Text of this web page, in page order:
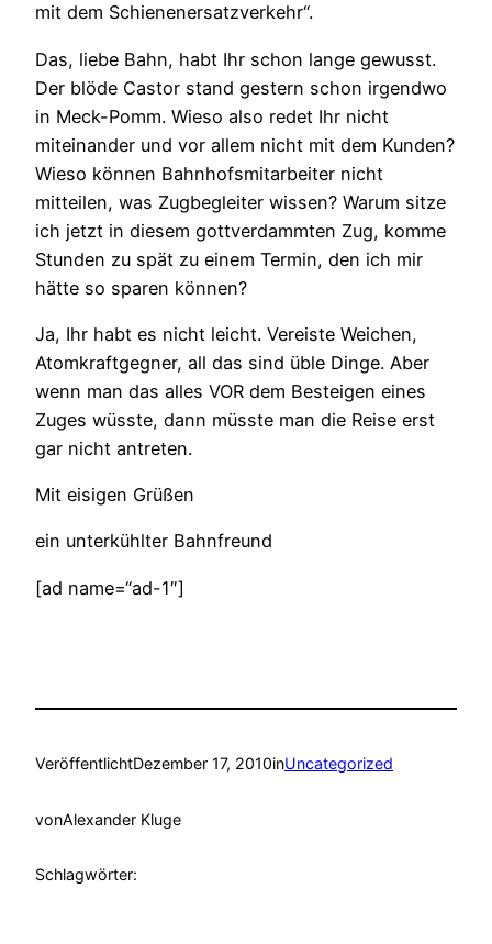
mit dem Schienenersatzverkehr“.
Das, liebe Bahn, habt Ihr schon lange gewusst.
Der blöde Castor stand gestern schon irgendwo
in Meck-Pomm. Wieso also redet Ihr nicht
miteinander und vor allem nicht mit dem Kunden?
Wieso können Bahnhofsmitarbeiter nicht
mitteilen, was Zugbegleiter wissen? Warum sitze
ich jetzt in diesem gottverdammten Zug, komme
Stunden zu spät zu einem Termin, den ich mir
hätte so sparen können?
Ja, Ihr habt es nicht leicht. Vereiste Weichen,
Atomkraftgegner, all das sind üble Dinge. Aber
wenn man das alles VOR dem Besteigen eines
Zuges wüsste, dann müsste man die Reise erst
gar nicht antreten.
Mit eisigen Grüßen
ein unterkühlter Bahnfreund
[ad name=“ad-1″]
VeröffentlichtDezember 17, 2010inUncategorized
vonAlexander Kluge
Schlagwörter: